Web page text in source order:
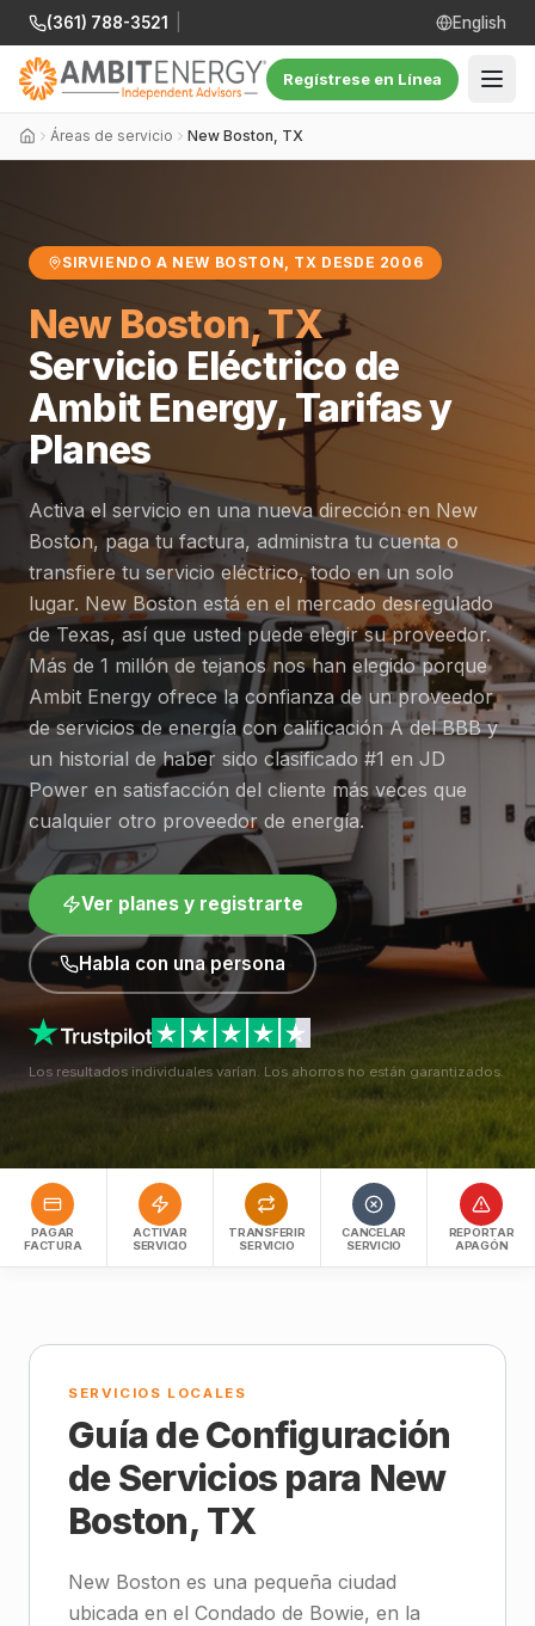
(361) 788-3521 English
Regístrese en Línea
Áreas de servicio New Boston, TX
SIRVIENDO A NEW BOSTON, TX DESDE 2006
New Boston, TX
Servicio Eléctrico de
Ambit Energy, Tarifas y
Planes
Activa el servicio en una nueva dirección en New
Boston, paga tu factura, administra tu cuenta o
transfiere tu servicio eléctrico, todo en un solo
lugar. New Boston está en el mercado desregulado
de Texas, así que usted puede elegir su proveedor.
Más de 1 millón de tejanos nos han elegido porque
Ambit Energy ofrece la confianza de un proveedor
de servicios de energía con calificación A del BBB y
un historial de haber sido clasificado #1 en JD
Power en satisfacción del cliente más veces que
cualquier otro proveedor de energía.
Ver planes y registrarte
Habla con una persona
Los resultados individuales varían. Los ahorros no están garantizados.
PAGAR
FACTURA
ACTIVAR
SERVICIO
TRANSFERIR
SERVICIO
CANCELAR
SERVICIO
REPORTAR
APAGÓN
SERVICIOS LOCALES
Guía de Configuración
de Servicios para New
Boston, TX
New Boston es una pequeña ciudad
ubicada en el Condado de Bowie, en la